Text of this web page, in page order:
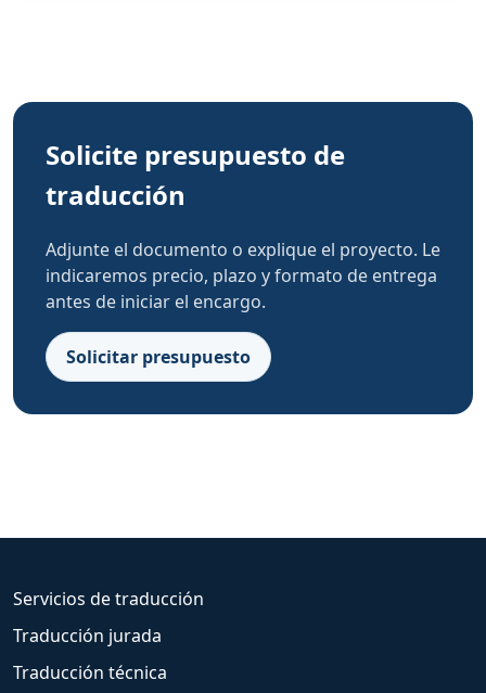
Solicite presupuesto de
traducción
Adjunte el documento o explique el proyecto. Le
indicaremos precio, plazo y formato de entrega
antes de iniciar el encargo.
Solicitar presupuesto
Servicios de traducción
Traducción jurada
Traducción técnica